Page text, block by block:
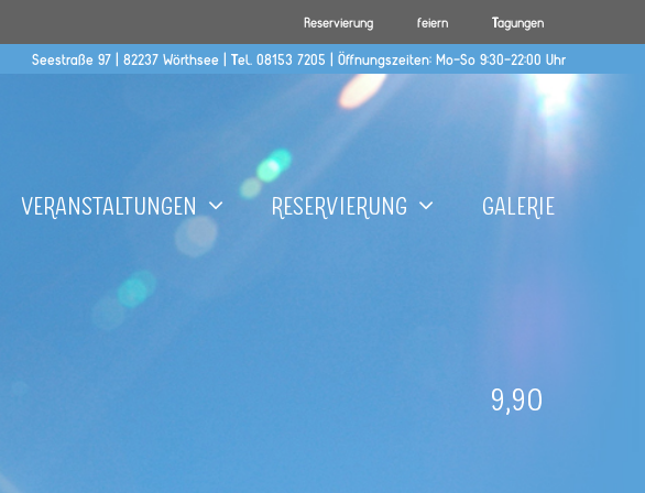
Reservierung feiern Tagungen
Seestraße 97 | 82237 Wörthsee | Tel. 08153 7205 | Öffnungszeiten: Mo-So 9:30-22:00 Uhr
Veranstaltungen Reservierung Galerie
9,90